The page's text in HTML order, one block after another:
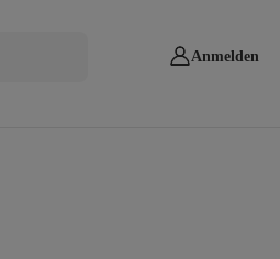
Anmelden